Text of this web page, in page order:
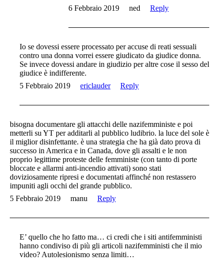
6 Febbraio 2019
ned Reply
Io se dovessi essere processato per accuse di reati sessuali
contro una donna vorrei essere giudicato da giudice donna.
Se invece dovessi andare in giudizio per altre cose il sesso del
giudice è indifferente.
5 Febbraio 2019
ericlauder Reply
bisogna documentare gli attacchi delle nazifemministe e poi
metterli su YT per additarli al pubblico ludibrio. la luce del sole è
il miglior disinfettante. è una strategia che ha già dato prova di
successo in America e in Canada, dove gli assalti e le non
proprio legittime proteste delle femministe (con tanto di porte
bloccate e allarmi anti-incendio attivati) sono stati
doviziosamente ripresi e documentati affinché non restassero
impuniti agli occhi del grande pubblico.
5 Febbraio 2019
manu Reply
E’ quello che ho fatto ma… ci credi che i siti antifemministi
hanno condiviso di più gli articoli nazifemministi che il mio
video? Autolesionismo senza limiti…